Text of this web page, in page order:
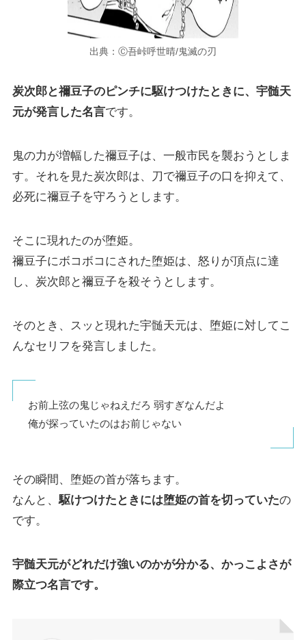
出典：Ⓒ吾峠呼世晴/鬼滅の刃
炭次郎と禰豆子のピンチに駆けつけたときに、宇髄天
元が発言した名言です。
鬼の力が増幅した禰豆子は、一般市民を襲おうとしま
す。それを見た炭次郎は、刀で禰豆子の口を抑えて、
必死に禰豆子を守ろうとします。
そこに現れたのが堕姫。
禰豆子にボコボコにされた堕姫は、怒りが頂点に達
し、炭次郎と禰豆子を殺そうとします。
そのとき、スッと現れた宇髄天元は、堕姫に対してこ
んなセリフを発言しました。
お前上弦の鬼じゃねえだろ 弱すぎなんだよ
俺が探っていたのはお前じゃない
その瞬間、堕姫の首が落ちます。
なんと、駆けつけたときには堕姫の首を切っていたの
です。
宇髄天元がどれだけ強いのかが分かる、かっこよさが
際立つ名言です。